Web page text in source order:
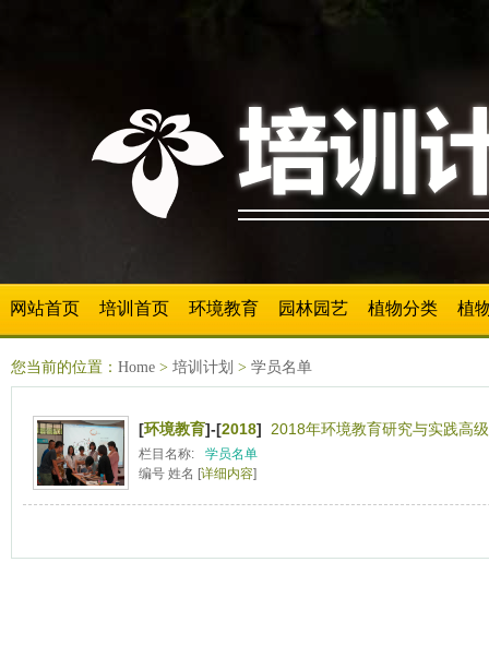
网站首页 培训首页 环境教育 园林园艺 植物分类 植
您当前的位置： Home > 培训计划 > 学员名单
[环境教育]-[2018] 2018年环境教育研究与实践高级
栏目名称:
学员名单
编号 姓名 [详细内容]